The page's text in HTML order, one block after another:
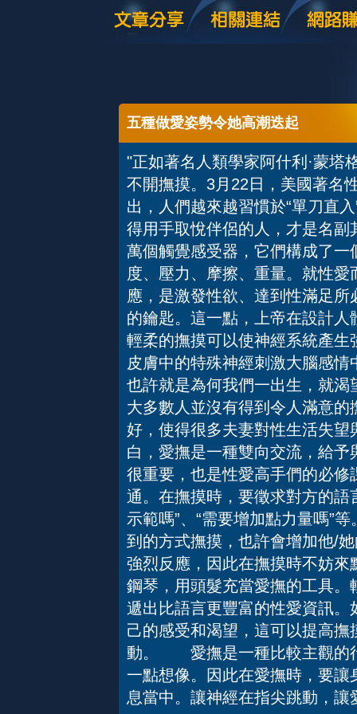
五種做愛姿勢令她高潮迭起
"正如著名人類學家阿什利·蒙塔
不開撫摸。3月22日，美國著名
出，人們越來越習慣於“單刀直
得用手取悅伴侶的人，才是名
萬個觸覺感受器，它們構成了
度、壓力、摩擦、重量。就性
應，是激發性欲、達到性滿足
的鑰匙。這一點，上帝在設計
輕柔的撫摸可以使神經系統產
皮膚中的特殊神經刺激大腦感
也許就是為何我們一出生，就
大多數人並沒有得到令人滿意
好，使得很多夫妻對性生活失
白，愛撫是一種雙向交流，給
很重要，也是性愛高手們的必
通。在撫摸時，要徵求對方的語
示範嗎”、“需要增加點力量嗎”
到的方式撫摸，也許會增加他/
強烈反應，因此在撫摸時不妨
鋼琴，用頭髮充當愛撫的工具
遞出比語言更豐富的性愛資訊
己的感受和渴望，這可以提高
動。 愛撫是一種比較主觀的
一點想像。因此在愛撫時，要
息當中。讓神經在指尖跳動，讓